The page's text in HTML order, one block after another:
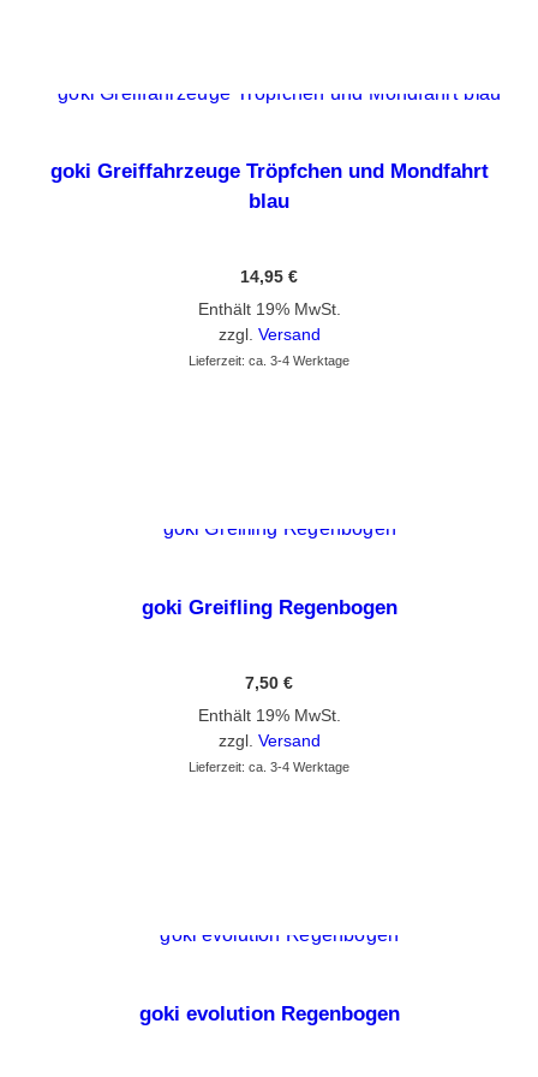
goki Greiffahrzeuge Tröpfchen und Mondfahrt
blau
14,95 €
Enthält 19% MwSt.
zzgl. Versand
Lieferzeit: ca. 3-4 Werktage
goki Greifling Regenbogen
7,50 €
Enthält 19% MwSt.
zzgl. Versand
Lieferzeit: ca. 3-4 Werktage
goki evolution Regenbogen